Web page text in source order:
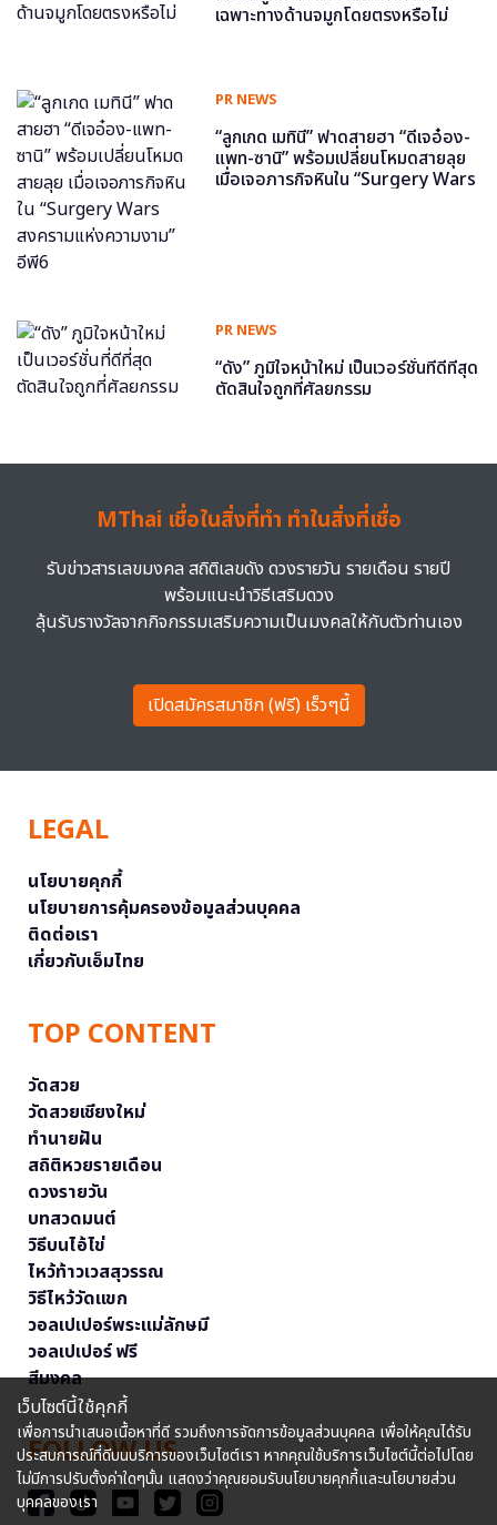
เฉพาะทางด้านจมูกโดยตรงหรือไม่
PR NEWS
“ลูกเกด เมทินี” ฟาดสายฮา “ดีเจอ๋อง-
แพท-ซานิ” พร้อมเปลี่ยนโหมดสายลุย
เมื่อเจอภารกิจหินใน “Surgery Wars
PR NEWS
“ดัง” ภูมิใจหน้าใหม่ เป็นเวอร์ชั่นที่ดีที่สุด
ตัดสินใจถูกที่ศัลยกรรม
MThai เชื่อในสิ่งที่ทำ ทำในสิ่งที่เชื่อ
รับข่าวสารเลขมงคล สถิติเลขดัง ดวงรายวัน รายเดือน รายปี
พร้อมแนะนำวิธีเสริมดวง
ลุ้นรับรางวัลจากกิจกรรมเสริมความเป็นมงคลให้กับตัวท่านเอง
เปิดสมัครสมาชิก (ฟรี) เร็วๆนี้
LEGAL
นโยบายคุกกี้
นโยบายการคุ้มครองข้อมูลส่วนบุคคล
ติดต่อเรา
เกี่ยวกับเอ็มไทย
TOP CONTENT
วัดสวย
วัดสวยเชียงใหม่
ทำนายฝัน
สถิติหวยรายเดือน
ดวงรายวัน
บทสวดมนต์
วิธีบนไอ้ไข่
ไหว้ท้าวเวสสุวรรณ
วิธีไหว้วัดแขก
วอลเปเปอร์พระแม่ลักษมี
วอลเปเปอร์ ฟรี
สีมงคล
FOLLOW US
เว็บไซต์นี้ใช้คุกกี้
เพื่อการนำเสนอเนื้อหาที่ดี รวมถึงการจัดการข้อมูลส่วนบุคคล เพื่อให้คุณได้รับ
ประสบการณ์ที่ดีบนบริการของเว็บไซต์เรา หากคุณใช้บริการเว็บไซต์นี้ต่อไปโดย
ไม่มีการปรับตั้งค่าใดๆนั้น แสดงว่าคุณยอมรับนโยบายคุกกี้และนโยบายส่วน
บุคคลของเรา